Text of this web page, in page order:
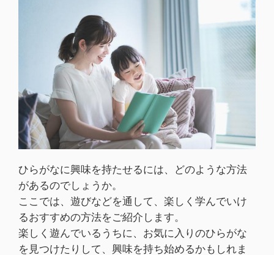
ひらがなに興味を持たせるには、どのような方法
があるのでしょうか。
ここでは、遊びなどを通して、楽しく学んでいけ
るおすすめの方法をご紹介します。
楽しく遊んでいるうちに、お気に入りのひらがな
を見つけたりして、興味を持ち始めるかもしれま